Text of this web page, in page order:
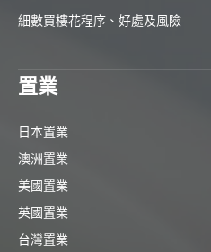
細數買樓花程序、好處及風險
置業
日本置業
澳洲置業
美國置業
英國置業
台灣置業